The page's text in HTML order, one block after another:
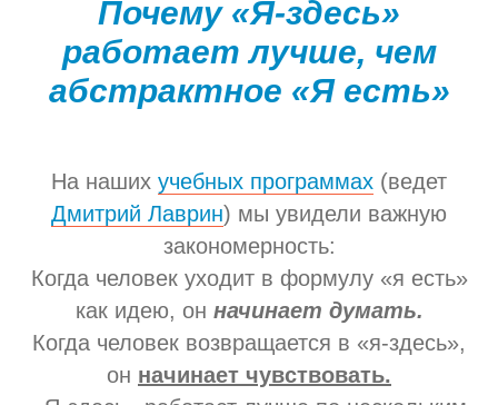
Почему «Я-здесь»
работает лучше, чем
абстрактное «Я есть»
На наших учебных программах (ведет
Дмитрий Лаврин) мы увидели важную
закономерность:
Когда человек уходит в формулу «я есть»
как идею, он начинает думать.
Когда человек возвращается в «я-здесь»,
он начинает чувствовать.